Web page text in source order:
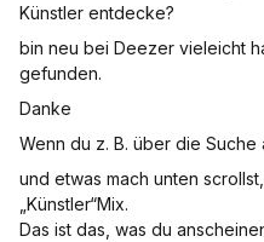
Künstler entdecke?
bin neu bei Deezer vieleicht
gefunden.
Danke
Wenn du z. B. über die
und etwas mach unten
„Künstler“Mix.
Das ist das, was du